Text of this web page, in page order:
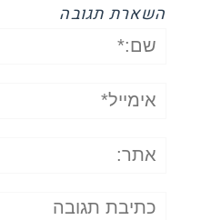
השארת תגובה
שם:*
אימייל*
אתר:
תגובה